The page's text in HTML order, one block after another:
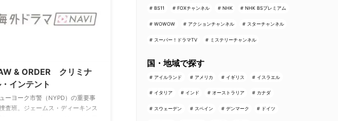
仕事の可能性と難しさを理解してい
& ORDER クリミナ
インテント
ーヨーク市警（NYPD）の重要事
査班。ジェームス・ディーキンス
BS11 FOXチャンネル NHK NHK BSプレミアム
WOWOW アクションチャンネル スターチャンネル
スーパー！ドラマTV ミステリーチャンネル
国・地域で探す
アイルランド アメリカ イギリス イスラエル
イタリア インド オーストラリア カナダ
スウェーデン スペイン デンマーク ドイツ